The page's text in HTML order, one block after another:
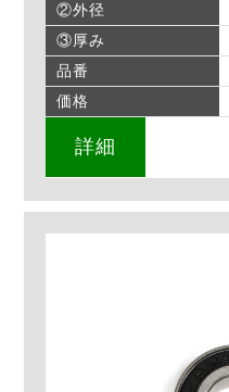
②外径
③厚み
品番
価格
詳細